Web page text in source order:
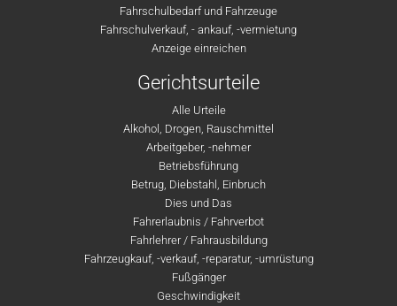
Fahrschulbedarf und Fahrzeuge
Fahrschulverkauf, - ankauf, -vermietung
Anzeige einreichen
Gerichtsurteile
Alle Urteile
Alkohol, Drogen, Rauschmittel
Arbeitgeber, -nehmer
Betriebsführung
Betrug, Diebstahl, Einbruch
Dies und Das
Fahrerlaubnis / Fahrverbot
Fahrlehrer / Fahrausbildung
Fahrzeugkauf, -verkauf, -reparatur, -umrüstung
Fußgänger
Geschwindigkeit